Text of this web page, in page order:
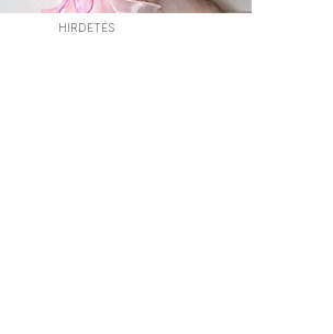
HIRDETÉS